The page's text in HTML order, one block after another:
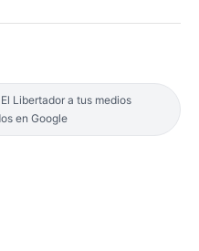
Libertador a tus medios
en Google